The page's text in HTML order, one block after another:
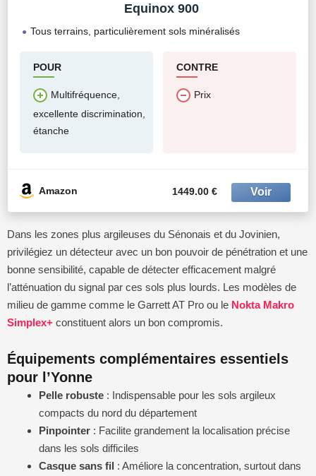
Equinox 900
Tous terrains, particulièrement sols minéralisés
POUR
Multifréquence,
excellente discrimination,
étanche
CONTRE
Prix
Amazon 1449.00 €
Dans les zones plus argileuses du Sénonais et du Jovinien,
privilégiez un détecteur avec un bon pouvoir de pénétration et une
bonne sensibilité, capable de détecter efficacement malgré
l’atténuation du signal par ces sols plus lourds. Les modèles de
milieu de gamme comme le Garrett AT Pro ou le Nokta Makro
Simplex+ constituent alors un bon compromis.
Équipements complémentaires essentiels
pour l’Yonne
Pelle robuste : Indispensable pour les sols argileux
compacts du nord du département
Pinpointer : Facilite grandement la localisation précise
dans les sols difficiles
Casque sans fil : Améliore la concentration, surtout dans